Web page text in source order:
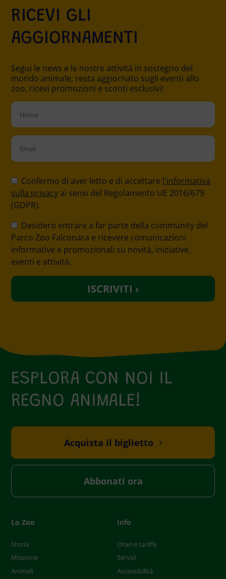
RICEVI GLI
AGGIORNAMENTI
Segui le news e le nostre attività in sostegno del
mondo animale, resta aggiornato sugli eventi allo
zoo, ricevi promozioni e sconti esclusivi!
leave
this
field
Confermo di aver letto e di accettare l'informativa
sulla privacy ai sensi del Regolamento UE 2016/679
(GDPR).
Desidero entrare a far parte della community del
Parco Zoo Falconara e ricevere comunicazioni
informative e promozionali su novità, iniziative,
eventi e attività.
Lo Zoo
Storia
Missione
Animali
Info
Orari e tariffe
Servizi
Accessibilità
ESPLORA CON NOI IL
REGNO ANIMALE!
Acquista il biglietto
Abbonati ora